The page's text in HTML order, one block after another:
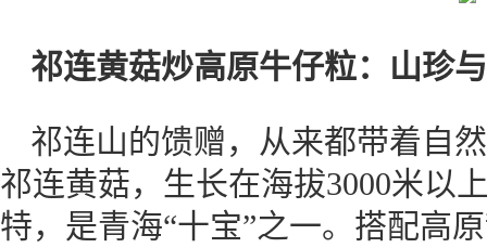
祁连黄菇炒高原牛仔粒：山珍
祁连山的馈赠，从来都带着自
祁连黄菇，生长在海拔3000米以
特，是青海“十宝”之一。搭配高